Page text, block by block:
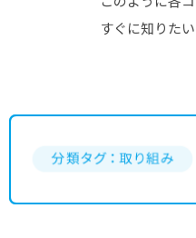
すぐに知りた